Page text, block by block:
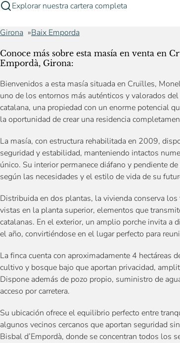
Explorar nuestra cartera completa
Girona Baix Emporda
Conoce más sobre esta masía en venta en
Empordà, Girona:
Bienvenidos a esta masía situada en Cruïlles,
uno de los entornos más auténticos y valorados
catalana, una propiedad con un enorme potencial
la oportunidad de crear una residencia
La masía, con estructura rehabilitada en 2009,
seguridad y estabilidad, manteniendo intactos
único. Su interior permanece diáfano y pendiente
según las necesidades y el estilo de vida de su
Distribuida en dos plantas, la vivienda conserva
vistas en la planta superior, elementos que
catalanas. En el exterior, un amplio porche invita a
el año, convirtiéndose en el lugar perfecto para
La finca cuenta con aproximadamente 4 hectáreas
cultivo y bosque bajo que aportan privacidad,
Dispone además de pozo propio, suministro de
acceso por carretera.
Su ubicación ofrece el equilibrio perfecto entre
algunos vecinos cercanos que aportan seguridad
Bisbal d’Empordà, donde se concentran todos los